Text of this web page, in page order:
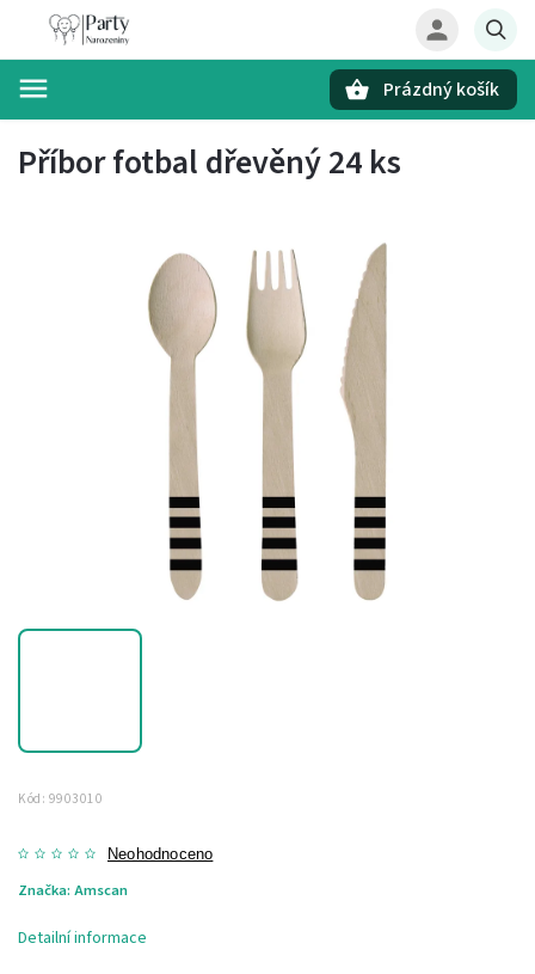
Prázdný košík
Příbor fotbal dřevěný 24 ks
Kód: 9903010
Neohodnoceno
Značka: Amscan
Detailní informace